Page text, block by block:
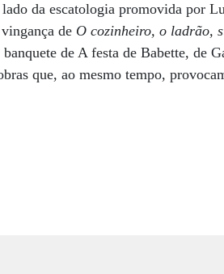
da escatologia promovida por
de O cozinheiro, o ladrão,
de A festa de Babette, de
que, ao mesmo tempo,